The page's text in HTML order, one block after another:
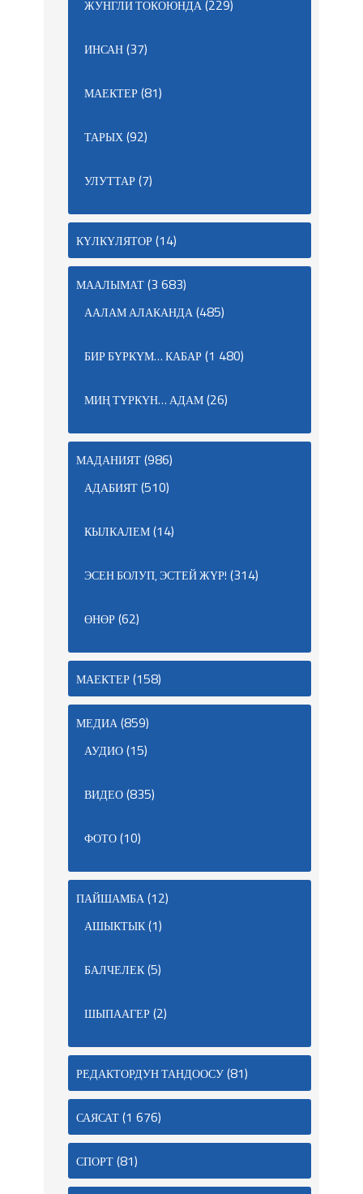
ЖУНГЛИ ТОКОЮНДА(229)
ИНСАН(37)
МАЕКТЕР(81)
ТАРЫХ(92)
УЛУТТАР(7)
КҮЛКҮЛЯТОР(14)
МААЛЫМАТ(3 683)
ААЛАМ АЛАКАНДА(485)
БИР БҮРКҮМ… КАБАР(1 480)
МИҢ ТҮРКҮН… АДАМ(26)
МАДАНИЯТ(986)
АДАБИЯТ(510)
КЫЛКАЛЕМ(14)
ЭСЕН БОЛУП, ЭСТЕЙ ЖҮР! (314)
ӨНӨР(62)
МАЕКТЕР(158)
МЕДИА(859)
АУДИО(15)
ВИДЕО(835)
ФОТО(10)
ПАЙШАМБА(12)
АШЫКТЫК(1)
БАЛЧЕЛЕК(5)
ШЫПААГЕР(2)
РЕДАКТОРДУН ТАНДООСУ(81)
САЯСАТ(1 676)
СПОРТ(81)